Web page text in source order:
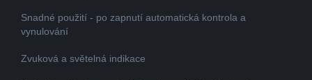
Snadné použití - po zapnutí automatická kontrola a
vynulování
Zvuková a světelná indikace